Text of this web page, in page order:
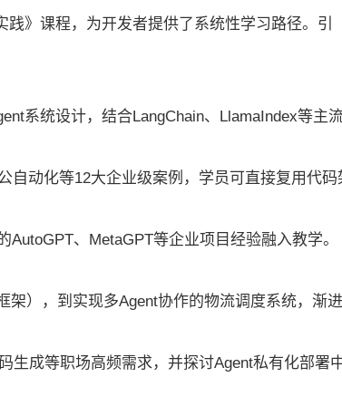
》课程，为开发者提供了系统性学习路径。引
系统设计，结合LangChain、LlamaIndex等主
动化等12大企业级案例，学员可直接复用代码
、MetaGPT等企业项目经验融入教学。
），到实现多Agent协作的物流调度系统，渐
生成等职场高频需求，并探讨Agent私有化部署